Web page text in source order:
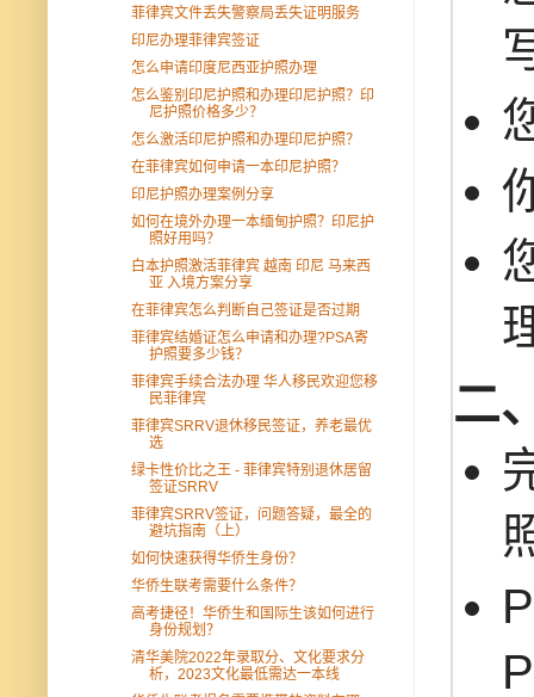
二
菲律宾文件丢失警察局丢失证明服务
印尼办理菲律宾签证
怎么申请印度尼西亚护照办理
怎么鉴别印尼护照和办理印尼护照？印
尼护照价格多少？
怎么激活印尼护照和办理印尼护照？
在菲律宾如何申请一本印尼护照？
印尼护照办理案例分享
如何在境外办理一本缅甸护照？印尼护
照好用吗？
白本护照激活菲律宾 越南 印尼 马来西
亚 入境方案分享
在菲律宾怎么判断自己签证是否过期
菲律宾结婚证怎么申请和办理?PSA寄
护照要多少钱？
菲律宾手续合法办理 华人移民欢迎您移
民菲律宾
菲律宾SRRV退休移民签证，养老最优
选
绿卡性价比之王 - 菲律宾特别退休居留
签证SRRV
菲律宾SRRV签证，问题答疑，最全的
避坑指南（上）
如何快速获得华侨生身份？
华侨生联考需要什么条件？
高考捷径！华侨生和国际生该如何进行
身份规划？
清华美院2022年录取分、文化要求分
析，2023文化最低需达一本线